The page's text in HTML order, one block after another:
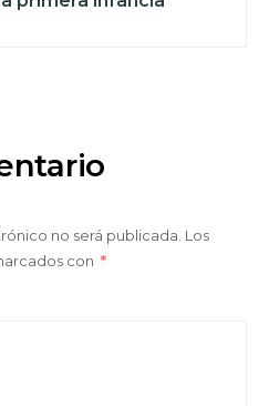
no será publicada. Los
con *